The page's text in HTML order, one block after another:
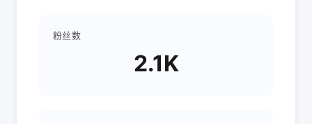
粉丝数
2.1K